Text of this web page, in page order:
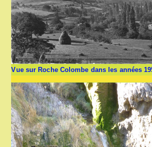
Vue sur Roche Colombe dans les années